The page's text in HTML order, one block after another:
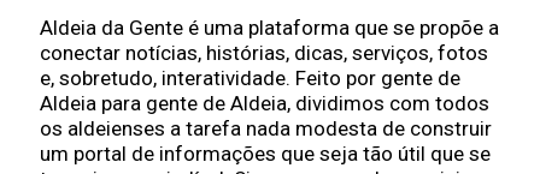
Aldeia da Gente é uma plataforma que se propõe a
conectar notícias, histórias, dicas, serviços, fotos
e, sobretudo, interatividade. Feito por gente de
Aldeia para gente de Aldeia, dividimos com todos
os aldeienses a tarefa nada modesta de construir
um portal de informações que seja tão útil que se